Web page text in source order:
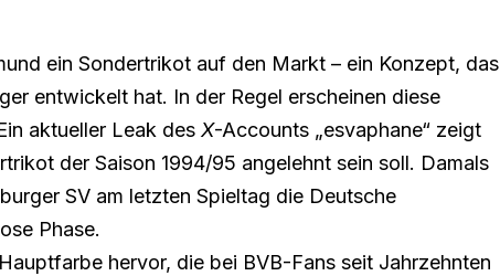
ein Sondertrikot auf den Markt – ein Konzept, das
entwickelt hat. In der Regel erscheinen diese
aktueller Leak des X-Accounts „esvaphane“ zeigt
der Saison 1994/95 angelehnt sein soll. Damals
SV am letzten Spieltag die Deutsche
Phase.
hervor, die bei BVB-Fans seit Jahrzehnten